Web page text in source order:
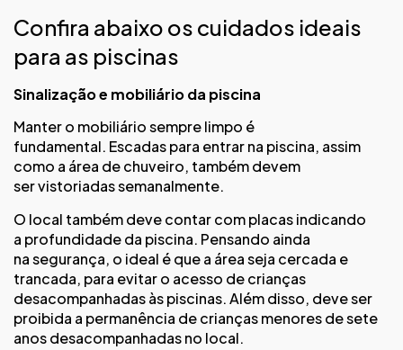
Confira abaixo os cuidados ideais
para as piscinas
Sinalização e mobiliário da piscina
Manter o mobiliário sempre limpo é
fundamental. Escadas para entrar na piscina, assim
como a área de chuveiro, também devem
ser vistoriadas semanalmente.
O local também deve contar com placas indicando
a profundidade da piscina. Pensando ainda
na segurança, o ideal é que a área seja cercada e
trancada, para evitar o acesso de crianças
desacompanhadas às piscinas. Além disso, deve ser
proibida a permanência de crianças menores de sete
anos desacompanhadas no local.